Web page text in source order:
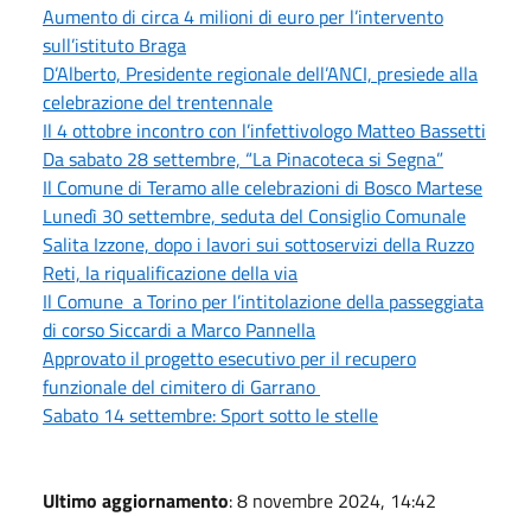
Aumento di circa 4 milioni di euro per l’intervento
sull’istituto Braga
D’Alberto, Presidente regionale dell’ANCI, presiede alla
celebrazione del trentennale
Il 4 ottobre incontro con l’infettivologo Matteo Bassetti
Da sabato 28 settembre, “La Pinacoteca si Segna”
Il Comune di Teramo alle celebrazioni di Bosco Martese
Lunedì 30 settembre, seduta del Consiglio Comunale
Salita Izzone, dopo i lavori sui sottoservizi della Ruzzo
Reti, la riqualificazione della via
Il Comune a Torino per l’intitolazione della passeggiata
di corso Siccardi a Marco Pannella
Approvato il progetto esecutivo per il recupero
funzionale del cimitero di Garrano
Sabato 14 settembre: Sport sotto le stelle
Ultimo aggiornamento: 8 novembre 2024, 14:42